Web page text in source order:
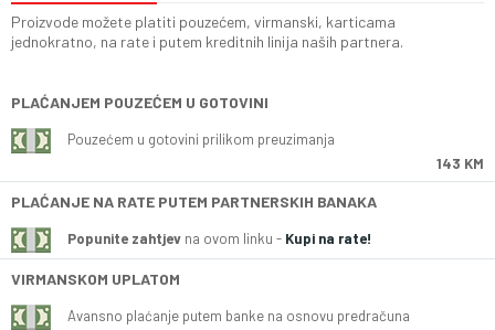
Proizvode možete platiti pouzećem, virmanski, karticama
jednokratno, na rate i putem kreditnih linija naših partnera.
PLAĆANJEM POUZEĆEM U GOTOVINI
Pouzećem u gotovini prilikom preuzimanja
143 KM
PLAĆANJE NA RATE PUTEM PARTNERSKIH BANAKA
Popunite zahtjev na ovom linku - Kupi na rate!
VIRMANSKOM UPLATOM
Avansno plaćanje putem banke na osnovu predračuna